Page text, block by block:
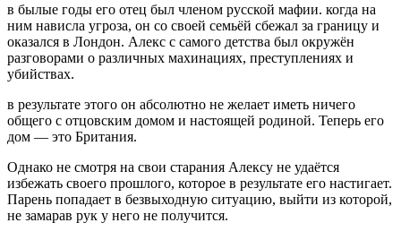
в былые годы его отец был членом русской мафии. когда на
ним нависла угроза, он со своей семьёй сбежал за границу и
оказался в Лондон. Алекс с самого детства был окружён
разговорами о различных махинациях, преступлениях и
убийствах.
в результате этого он абсолютно не желает иметь ничего
общего с отцовским домом и настоящей родиной. Теперь его
дом — это Британия.
Однако не смотря на свои старания Алексу не удаётся
избежать своего прошлого, которое в результате его настигает.
Парень попадает в безвыходную ситуацию, выйти из которой,
не замарав рук у него не получится.